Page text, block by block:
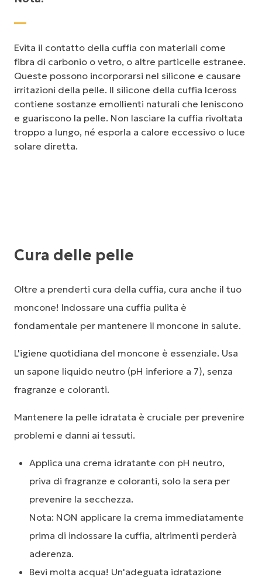
Evita il contatto della cuffia con materiali come
fibra di carbonio o vetro, o altre particelle estranee.
Queste possono incorporarsi nel silicone e causare
irritazioni della pelle. Il silicone della cuffia Iceross
contiene sostanze emollienti naturali che leniscono
e guariscono la pelle. Non lasciare la cuffia rivoltata
troppo a lungo, né esporla a calore eccessivo o luce
solare diretta.
Cura delle pelle
Oltre a prenderti cura della cuffia, cura anche il tuo
moncone! Indossare una cuffia pulita è
fondamentale per mantenere il moncone in salute.
L'igiene quotidiana del moncone è essenziale. Usa
un sapone liquido neutro (pH inferiore a 7), senza
fragranze e coloranti.
Mantenere la pelle idratata è cruciale per prevenire
problemi e danni ai tessuti.
Applica una crema idratante con pH neutro,
priva di fragranze e coloranti, solo la sera per
prevenire la secchezza.
Nota: NON applicare la crema immediatamente
prima di indossare la cuffia, altrimenti perderà
aderenza.
Bevi molta acqua! Un'adeguata idratazione